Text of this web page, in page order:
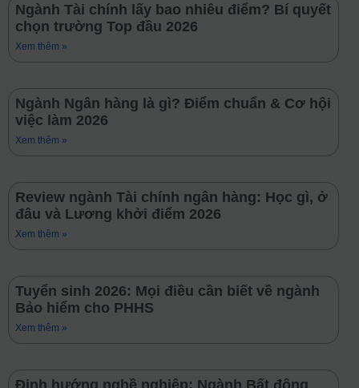
Ngành Tài chính lấy bao nhiêu điểm? Bí quyết
chọn trường Top đầu 2026
Xem thêm »
Ngành Ngân hàng là gì? Điểm chuẩn & Cơ hội
việc làm 2026
Xem thêm »
Review ngành Tài chính ngân hàng: Học gì, ở
đâu và Lương khởi điểm 2026
Xem thêm »
Tuyển sinh 2026: Mọi điều cần biết về ngành
Bảo hiểm cho PHHS
Xem thêm »
Định hướng nghề nghiệp: Ngành Bất động